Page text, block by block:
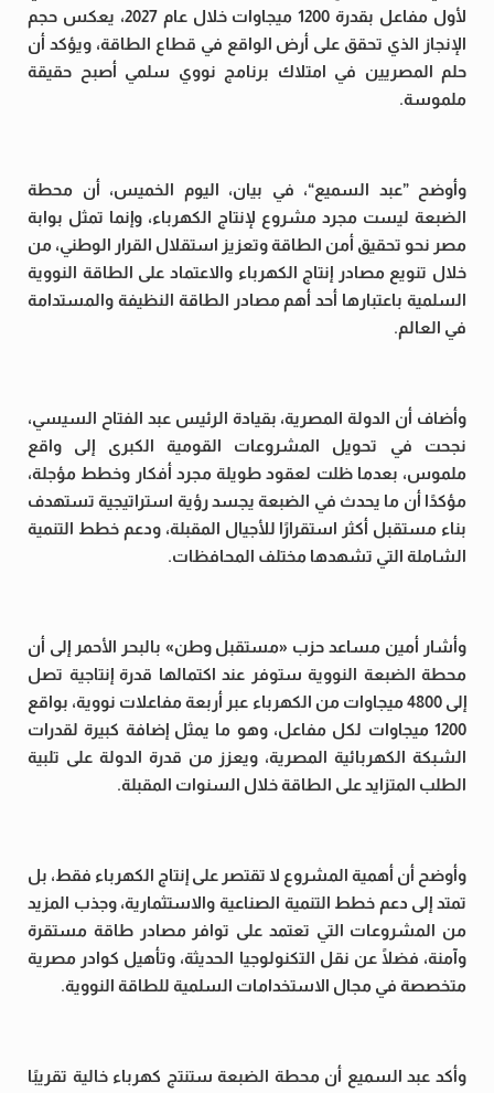
لأول مفاعل بقدرة 1200 ميجاوات خلال عام 2027، يعكس حجم
الإنجاز الذي تحقق على أرض الواقع في قطاع الطاقة، ويؤكد أن
حلم المصريين في امتلاك برنامج نووي سلمي أصبح حقيقة
ملموسة.
وأوضح ”عبد السميع“، في بيان، اليوم الخميس، أن محطة
الضبعة ليست مجرد مشروع لإنتاج الكهرباء، وإنما تمثل بوابة
مصر نحو تحقيق أمن الطاقة وتعزيز استقلال القرار الوطني، من
خلال تنويع مصادر إنتاج الكهرباء والاعتماد على الطاقة النووية
السلمية باعتبارها أحد أهم مصادر الطاقة النظيفة والمستدامة
في العالم.
وأضاف أن الدولة المصرية، بقيادة الرئيس عبد الفتاح السيسي،
نجحت في تحويل المشروعات القومية الكبرى إلى واقع
ملموس، بعدما ظلت لعقود طويلة مجرد أفكار وخطط مؤجلة،
مؤكدًا أن ما يحدث في الضبعة يجسد رؤية استراتيجية تستهدف
بناء مستقبل أكثر استقرارًا للأجيال المقبلة، ودعم خطط التنمية
الشاملة التي تشهدها مختلف المحافظات.
وأشار أمين مساعد حزب «مستقبل وطن» بالبحر الأحمر إلى أن
محطة الضبعة النووية ستوفر عند اكتمالها قدرة إنتاجية تصل
إلى 4800 ميجاوات من الكهرباء عبر أربعة مفاعلات نووية، بواقع
1200 ميجاوات لكل مفاعل، وهو ما يمثل إضافة كبيرة لقدرات
الشبكة الكهربائية المصرية، ويعزز من قدرة الدولة على تلبية
الطلب المتزايد على الطاقة خلال السنوات المقبلة.
وأوضح أن أهمية المشروع لا تقتصر على إنتاج الكهرباء فقط، بل
تمتد إلى دعم خطط التنمية الصناعية والاستثمارية، وجذب المزيد
من المشروعات التي تعتمد على توافر مصادر طاقة مستقرة
وآمنة، فضلًا عن نقل التكنولوجيا الحديثة، وتأهيل كوادر مصرية
متخصصة في مجال الاستخدامات السلمية للطاقة النووية.
وأكد عبد السميع أن محطة الضبعة ستنتج كهرباء خالية تقريبًا